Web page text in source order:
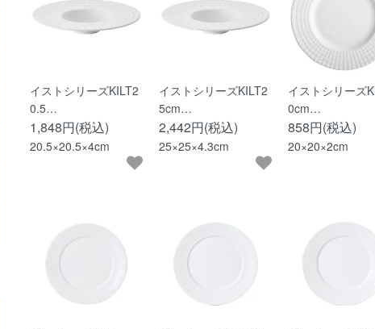
イストシリーズKILT2
0.5…
1,848円(税込)
20.5×20.5×4cm
イストシリーズKILT2
5cm…
2,442円(税込)
25×25×4.3cm
イストシリーズ
0cm…
858円(税込)
20×20×2cm